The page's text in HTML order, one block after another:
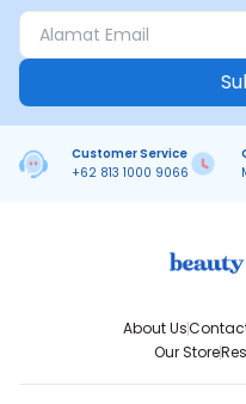
Customer Service
+62 813 1000 9066
About Us
Our Store